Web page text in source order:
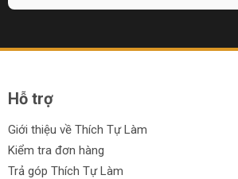
nghề nhỏ gọn, làm quà tặng, hoặc đặt
Hỗ trợ
Giới thiệu về Thích Tự Làm
Kiểm tra đơn hàng
Trả góp Thích Tự Làm